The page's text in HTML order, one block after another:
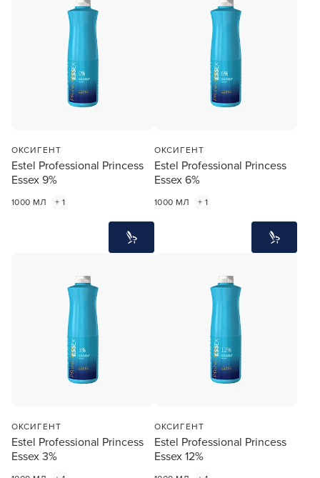
ОКСИГЕНТ
Estel Professional Princess
Essex 9%
1000 МЛ + 1
ОКСИГЕНТ
Estel Professional Princess
Essex 6%
1000 МЛ + 1
ОКСИГЕНТ
Estel Professional Princess
Essex 3%
ОКСИГЕНТ
Estel Professional Princess
Essex 12%